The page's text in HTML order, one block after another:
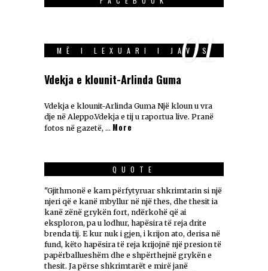
MË I LEXUARI I JAVES
01
Vdekja e klounit-Arlinda Guma
Vdekja e klounit-Arlinda Guma Një kloun u vra
dje në Aleppo.Vdekja e tij u raportua live. Pranë
fotos në gazetë, … More
QUOTE
"Gjithmonë e kam përfytyruar shkrimtarin si një
njeri që e kanë mbyllur në një thes, dhe thesit ia
kanë zënë grykën fort, ndërkohë që ai
eksploron, pa u lodhur, hapësira të reja drite
brenda tij. E kur nuk i gjen, i krijon ato, derisa në
fund, këto hapësira të reja krijojnë një presion të
papërballueshëm dhe e shpërthejnë grykën e
thesit. Ja përse shkrimtarët e mirë janë